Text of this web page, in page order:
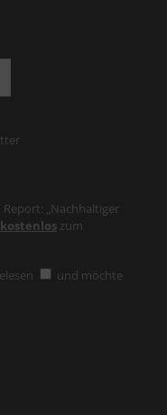
„Nachhaltiger
kostenlos zum
und möchte